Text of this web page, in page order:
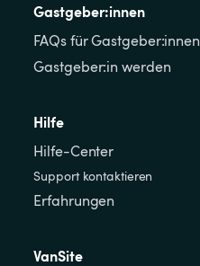
Gastgeber:innen
FAQs für Gastgeber:innen
Gastgeber:in werden
Hilfe
Hilfe-Center
Support kontaktieren
Erfahrungen
VanSite